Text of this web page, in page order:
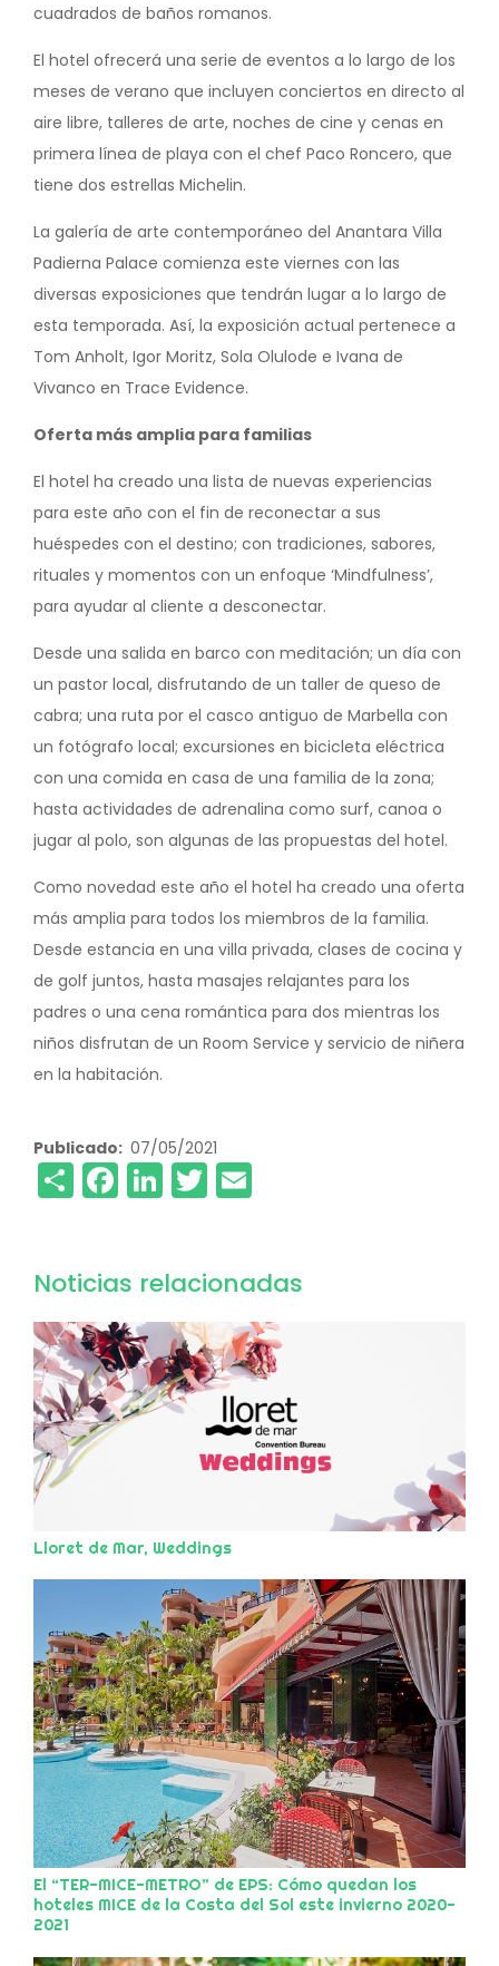
cuadrados de baños romanos.
El hotel ofrecerá una serie de eventos a lo largo de los
meses de verano que incluyen conciertos en directo al
aire libre, talleres de arte, noches de cine y cenas en
primera línea de playa con el chef Paco Roncero, que
tiene dos estrellas Michelin.
La galería de arte contemporáneo del Anantara Villa
Padierna Palace comienza este viernes con las
diversas exposiciones que tendrán lugar a lo largo de
esta temporada. Así, la exposición actual pertenece a
Tom Anholt, Igor Moritz, Sola Olulode e Ivana de
Vivanco en Trace Evidence.
Oferta más amplia para familias
El hotel ha creado una lista de nuevas experiencias
para este año con el fin de reconectar a sus
huéspedes con el destino; con tradiciones, sabores,
rituales y momentos con un enfoque ‘Mindfulness’,
para ayudar al cliente a desconectar.
Desde una salida en barco con meditación; un día con
un pastor local, disfrutando de un taller de queso de
cabra; una ruta por el casco antiguo de Marbella con
un fotógrafo local; excursiones en bicicleta eléctrica
con una comida en casa de una familia de la zona;
hasta actividades de adrenalina como surf, canoa o
jugar al polo, son algunas de las propuestas del hotel.
Como novedad este año el hotel ha creado una oferta
más amplia para todos los miembros de la familia.
Desde estancia en una villa privada, clases de cocina y
de golf juntos, hasta masajes relajantes para los
padres o una cena romántica para dos mientras los
niños disfrutan de un Room Service y servicio de niñera
en la habitación.
Publicado 07/05/2021
ShareFacebook
LinkedIn
Twitter
Noticias relacionadas
Lloret de Mar, Weddings
El “TER-MICE-METRO” de EPS: Cómo quedan los
hoteles MICE de la Costa del Sol este invierno 2020-
2021